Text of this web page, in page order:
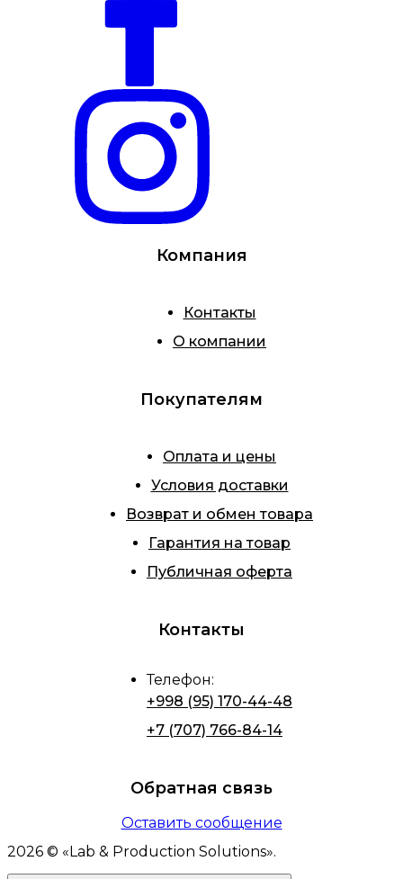
Компания
Контакты
О компании
Покупателям
Оплата и цены
Условия доставки
Возврат и обмен товара
Гарантия на товар
Публичная оферта
Контакты
Телефон:
+998 (95) 170-44-48
+7 (707) 766-84-14
Обратная связь
Оставить сообщение
2026 © « Lab & Production Solutions».